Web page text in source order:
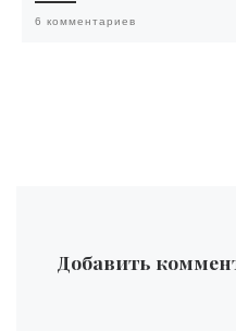
6 комментариев
Добавить